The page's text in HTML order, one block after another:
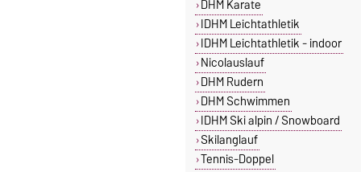
DHM Karate
IDHM Leichtathletik
IDHM Leichtathletik - indoor
Nicolauslauf
DHM Rudern
DHM Schwimmen
IDHM Ski alpin / Snowboard
Skilanglauf
Tennis-Doppel